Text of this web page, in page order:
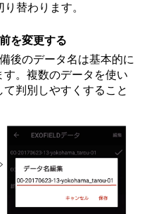
替わります。
を変更する
後のデータ名は基本的に
。複数のデータを使い
判別しやすくすること